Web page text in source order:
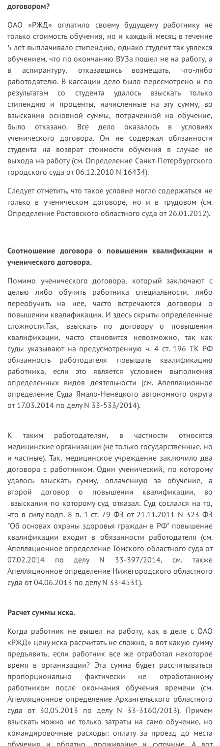
договором?
ОАО «РЖД» оплатило своему будущему работнику не
только стоимость обучения, но и каждый месяц в течение
5 лет выплачивало стипендию, однако студент так увлекся
обучением, что по окончанию ВУЗа пошел не на работу, а
в аспирантуру, отказавшись возмещать, что-либо
работодателю. В кассации дело было пересмотрено и по
результатам со студента удалось взыскать только
стипендию и проценты, начисленные на эту сумму, во
взыскании основной суммы, потраченной на обучение,
было отказано. Все дело оказалось в условиях
ученического договора. Он не содержал обязанности
студента на возврат стоимости обучения в случае не
выхода на работу (см. Определение Санкт-Петербургского
городского суда от 06.12.2010 N 16434).
Следует отметить, что такое условие могло содержаться не
только в ученическом договоре, но и в трудовом (см.
Определение Ростовского областного суда от 26.01.2012).
Соотношение договора о повышении квалификации и
ученического договора.
Помимо ученического договора, который заключают с
целью либо обучить работника специальности, либо
переобучить на нее, часто встречаются договоры о
повышении квалификации. И здесь скрыты определенные
сложности.Так, взыскать по договору о повышении
квалификации, часто становится невозможно, так как
суды указывают на предусмотренную ч. 4 ст. 196 ТК РФ
обязанность работодателя повышать квалификацию
работника, если это является условием выполнения
определенных видов деятельности (см. Апелляционное
определение Суда Ямало-Ненецкого автономного округа
от 17.03.2014 по делу N 33-533/2014).
К таким работодателям, в частности относятся
медицинские организации (не только государственные, но
и частные). Так, медицинское учреждение заключило два
договора с работником. Один ученический, по которому
удалось взыскать сумму, оплаченную за обучение, а
второй договор о повышении квалификации, во
взыскании по которому суд отказал. Суд сослался на то,
что в силу подп. 8 п. 1 ст. 79 ФЗ от 21.11.2011 N 323-ФЗ
"Об основах охраны здоровья граждан в РФ" повышение
квалификации входит в обязанности работодателя (см.
Апелляционное определение Томского областного суда от
07.02.2014 по делу N 33-397/2014, см. также
Апелляционное определение Нижегородского областного
суда от 04.06.2013 по делу N 33-4531).
Расчет суммы иска.
Когда работник не вышел на работу, как в деле с ОАО
«РЖД» цену иска рассчитать не сложно, а вот какую сумму
предъявить, если работник все же отработал некоторое
время в организации? Эта сумма будет рассчитываться
пропорционально фактически не отработанному
работником после окончания обучения времени (см.
Апелляционное определение Архангельского областного
суда от 30.05.2013 по делу N 33-3160/2013). Причем
взыскать можно не только затраты на само обучение, но
командировочные расходы: оплату за проезд до места
обучения и обратно, проживание и суточные. А вот